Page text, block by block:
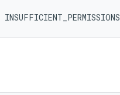
INSUFFICIENT_PERMISSIONS